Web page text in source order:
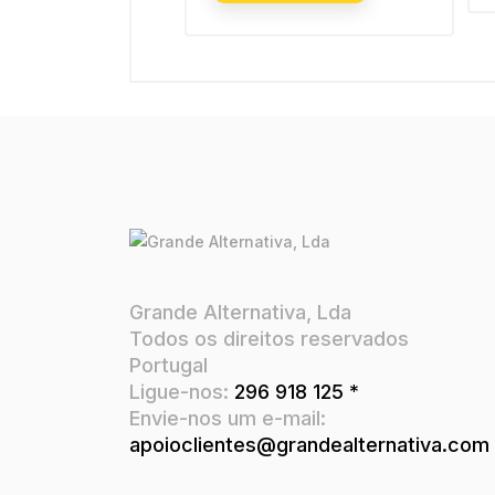
Grande Alternativa, Lda
Todos os direitos reservados
Portugal
Ligue-nos: 296 918 125 *
Envie-nos um e-mail:
apoioclientes@grandealternativa.com